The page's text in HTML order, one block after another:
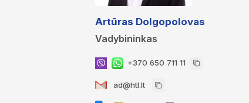
Artūras Dolgopolovas
Vadybininkas
+370 650 711 11
ad@htl.lt